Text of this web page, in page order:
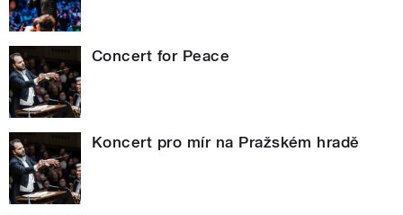
Concert for Peace
Koncert pro mír na Pražském hradě